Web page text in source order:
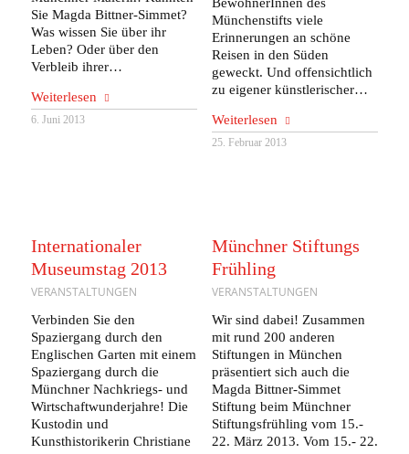
Sie Magda Bittner-Simmet?
Was wissen Sie über ihr
Leben? Oder über den
Verbleib ihrer…
Weiterlesen
6. Juni 2013
BewohnerInnen des
Münchenstifts viele
Erinnerungen an schöne
Reisen in den Süden
geweckt. Und offensichtlich
zu eigener künstlerischer…
Weiterlesen
25. Februar 2013
Internationaler
Museumstag 2013
VERANSTALTUNGEN
Verbinden Sie den
Spaziergang durch den
Englischen Garten mit einem
Spaziergang durch die
Münchner Nachkriegs- und
Wirtschaftwunderjahre! Die
Kustodin und
Kunsthistorikerin Christiane
Münchner Stiftungs
Frühling
VERANSTALTUNGEN
Wir sind dabei! Zusammen
mit rund 200 anderen
Stiftungen in München
präsentiert sich auch die
Magda Bittner-Simmet
Stiftung beim Münchner
Stiftungsfrühling vom 15.-
22. März 2013. Vom 15.- 22.